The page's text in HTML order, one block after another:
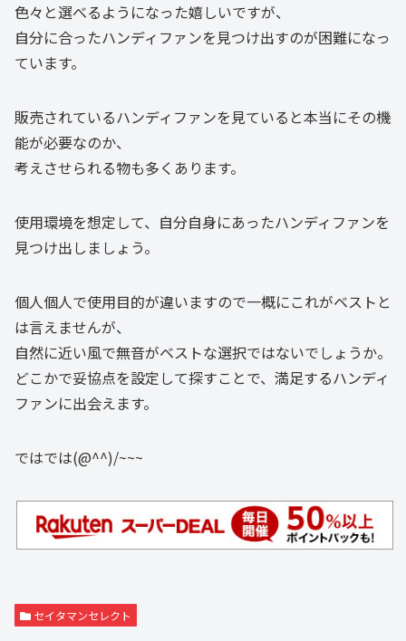
色々と選べるようになった嬉しいですが、
自分に合ったハンディファンを見つけ出すのが困難になっ
ています。
販売されているハンディファンを見ていると本当にその機
能が必要なのか、
考えさせられる物も多くあります。
使用環境を想定して、自分自身にあったハンディファンを
見つけ出しましょう。
個人個人で使用目的が違いますので一概にこれがベストと
は言えませんが、
自然に近い風で無音がベストな選択ではないでしょうか。
どこかで妥協点を設定して探すことで、満足するハンディ
ファンに出会えます。
ではでは(@^^)/~~~
セイタマンセレクト